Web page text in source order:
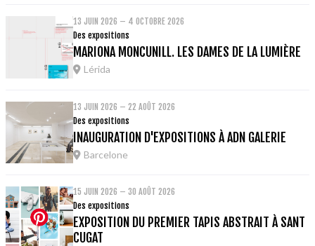
13 JUIN 2026 – 4 OCTOBRE 2026
Des expositions
MARIONA MONCUNILL. LES DAMES DE LA LUMIÈRE
Lérida
13 JUIN 2026 – 22 AOÛT 2026
Des expositions
INAUGURATION D'EXPOSITIONS À ADN GALERIE
Barcelone
15 JUIN 2026 – 30 AOÛT 2026
Des expositions
EXPOSITION DU PREMIER TAPIS ABSTRAIT À SANT
CUGAT